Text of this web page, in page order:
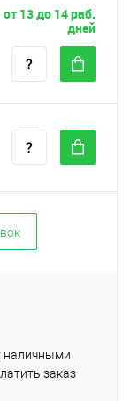
от 13 до 14 раб.
дней
наличными
заказ